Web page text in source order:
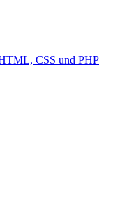
CSS und PHP